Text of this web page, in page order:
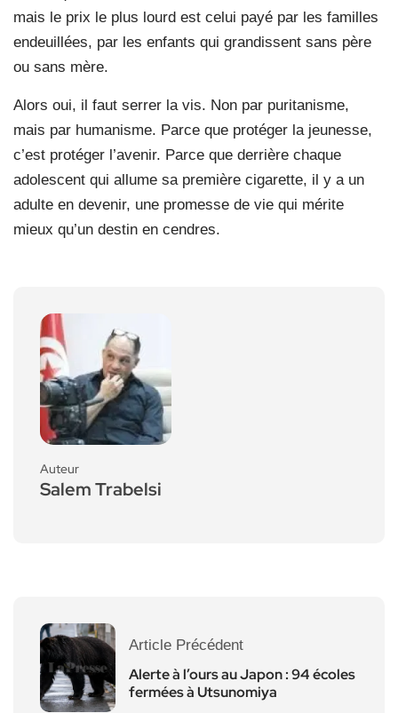
mais le prix le plus lourd est celui payé par les familles
endeuillées, par les enfants qui grandissent sans père
ou sans mère.
Alors oui, il faut serrer la vis. Non par puritanisme,
mais par humanisme. Parce que protéger la jeunesse,
c’est protéger l’avenir. Parce que derrière chaque
adolescent qui allume sa première cigarette, il y a un
adulte en devenir, une promesse de vie qui mérite
mieux qu’un destin en cendres.
Auteur
Salem Trabelsi
Article Précédent
Alerte à l’ours au Japon : 94 écoles
fermées à Utsunomiya